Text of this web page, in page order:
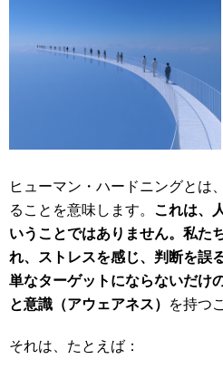
ヒューマン・ハードニングとは
ることを意味します。 これは、
いうことではありません。私た
れ、ストレスを感じ、判断を誤
単なターゲットにならないだけ
と意識（アウェアネス）
を持つ
それは、たとえば：